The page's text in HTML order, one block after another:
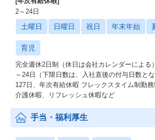
2～24日
土曜日 日曜日 祝日 年末年始
育児
完全週休2日制（休日は会社カレンダーによる
～24日（下限日数は、入社直後の付与日数と
127日、年次有給休暇 フレックスタイム制勤務
介護休暇、リフレッシュ休暇など
手当・福利厚生